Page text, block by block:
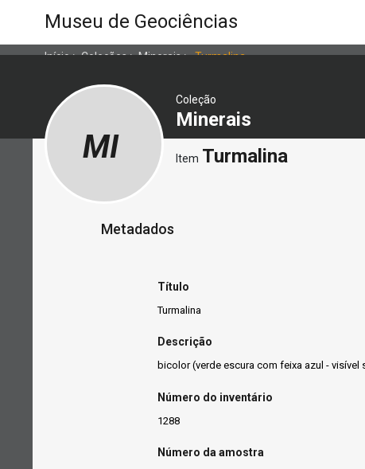
Museu de Geociências
Início>Coleções>Minerais>Turmalina
Coleção
Minerais
MI Item Turmalina
Metadados
Título
Turmalina
Descrição
bicolor (verde escura com feixa azul - visível
Número do inventário
1288
Número da amostra